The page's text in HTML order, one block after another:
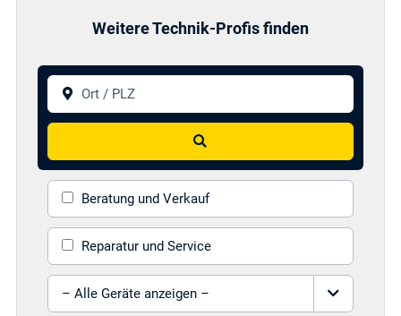
Weitere Technik-Profis finden
Ort / PLZ
Suchen
Beratung und Verkauf
Reparatur und Service
Gerät auswählen